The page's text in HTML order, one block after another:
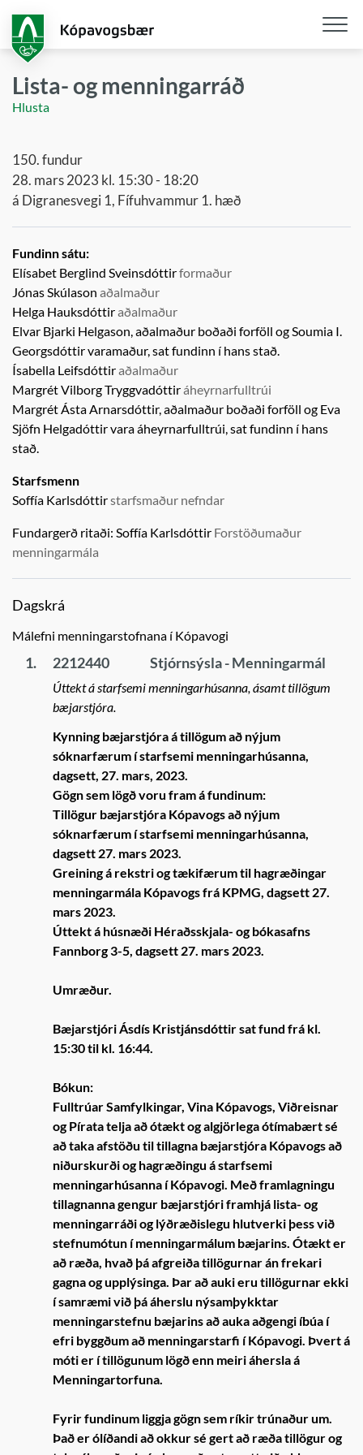
aðalefni
Lista- og menningarráð
Hlusta
150. fundur
28. mars 2023 kl. 15:30 - 18:20
á Digranesvegi 1, Fífuhvammur 1. hæð
Fundinn sátu:
Elísabet Berglind Sveinsdóttirformaður
Jónas Skúlason aðalmaður
Helga Hauksdóttiraðalmaður
Elvar Bjarki Helgason, aðalmaður boðaði forföll ogSoumia I.
Georgsdóttirvaramaður,sat fundinn í hans stað.
Ísabella Leifsdóttiraðalmaður
Margrét Vilborg Tryggvadóttiráheyrnarfulltrúi
Margrét Ásta Arnarsdóttir, aðalmaður boðaði forföll og Eva
Sjöfn Helgadóttirvara áheyrnarfulltrúi,sat fundinn í hans
stað.
Starfsmenn
Soffía Karlsdóttirstarfsmaður nefndar
Fundargerð ritaði: Soffía Karlsdóttir Forstöðumaður
menningarmála
Dagskrá
Málefni menningarstofnana í Kópavogi
1. 2212440 Stjórnsýsla - Menningarmál
Úttekt á starfsemi menningarhúsanna, ásamt tillögum
bæjarstjóra.
Kynning bæjarstjóra á tillögum að nýjum
sóknarfærum í starfsemi menningarhúsanna,
dagsett, 27. mars, 2023.
Gögn sem lögð voru fram á fundinum:
Tillögur bæjarstjóra Kópavogs að nýjum
sóknarfærum í starfsemi menningarhúsanna,
dagsett 27. mars 2023.
Greining á rekstri og tækifærum til hagræðingar
menningarmála Kópavogs frá KPMG, dagsett 27.
mars 2023.
Úttekt á húsnæði Héraðsskjala- og bókasafns
Fannborg 3-5, dagsett 27. mars 2023.
Umræður.
Bæjarstjóri Ásdís Kristjánsdóttir sat fund frá kl.
15:30 til kl. 16:44.
Bókun:
Fulltrúar Samfylkingar, Vina Kópavogs, Viðreisnar
og Pírata telja að ótækt og algjörlega ótímabært sé
að taka afstöðu til tillagna bæjarstjóra Kópavogs að
niðurskurði og hagræðingu á starfsemi
menningarhúsanna í Kópavogi. Með framlagningu
tillagnanna gengur bæjarstjóri framhjá lista- og
menningarráði og lýðræðislegu hlutverki þess við
stefnumótun í menningarmálum bæjarins. Ótækt er
að ræða, hvað þá afgreiða tillögurnar án frekari
gagna og upplýsinga. Þar að auki eru tillögurnar ekki
í samræmi við þá áherslu nýsamþykktar
menningarstefnu bæjarins að auka aðgengi íbúa í
efri byggðum að menningarstarfi í Kópavogi. Þvert á
móti er í tillögunum lögð enn meiri áhersla á
Menningartorfuna.
Fyrir fundinum liggja gögn sem ríkir trúnaður um.
Það er ólíðandi að okkur sé gert að ræða tillögur og
Opna